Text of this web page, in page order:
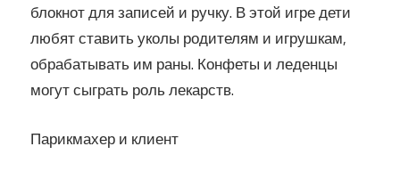
блокнот для записей и ручку. В этой игре дети
любят ставить уколы родителям и игрушкам,
обрабатывать им раны. Конфеты и леденцы
могут сыграть роль лекарств.
Парикмахер и клиент